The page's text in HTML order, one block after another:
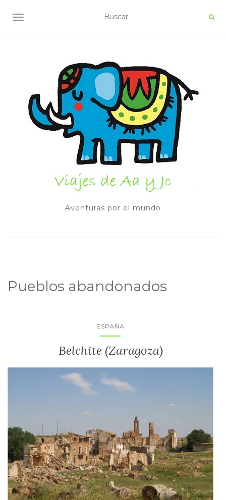
ALTERNAR NAVEGACIÓN
Aventuras por el mundo
Pueblos abandonados
ESPAÑA
Belchite (Zaragoza)